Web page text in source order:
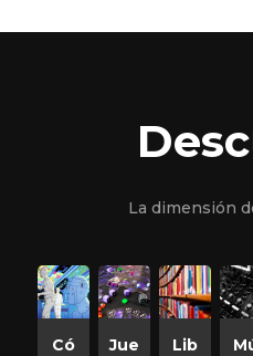
La dimensión
Có
Jue
Lib